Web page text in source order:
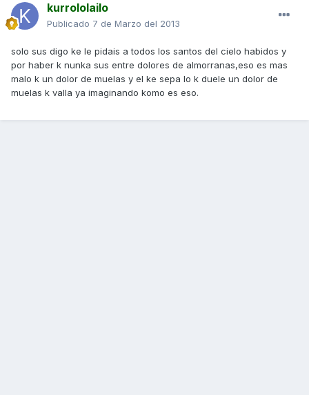
kurrololailo
Publicado 7 de Marzo del 2013
solo sus digo ke le pidais a todos los santos del cielo habidos y
por haber k nunka sus entre dolores de almorranas,eso es mas
malo k un dolor de muelas y el ke sepa lo k duele un dolor de
muelas k valla ya imaginando komo es eso.